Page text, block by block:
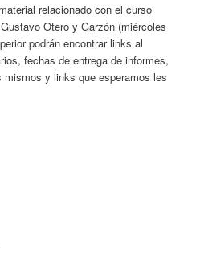
relacionado con el curso
Otero y Garzón (miércoles
podrán encontrar links al
fechas de entrega de informes,
y links que esperamos les